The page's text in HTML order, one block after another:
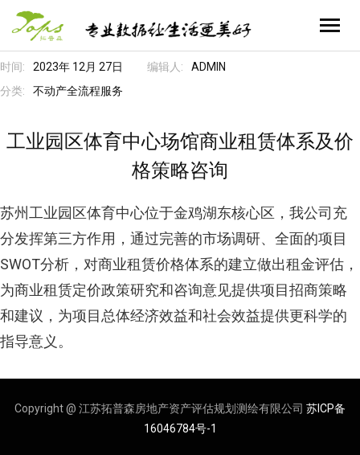
首页
- 不动产全流程服务
- 资产管理运营智能化服务
- 招标及采购代理服务
关于拓普森
- 公司历程
- 公司资质
- 合作伙伴
- 新闻资讯
- 员工风采
联系我们
- 联系我们
- 人才招聘
时间: 2023年 12月 27日 编辑人:
ADMIN
分类:
不动产全流程服务
工业园区体育中心场馆商业租赁体系及价
格策略咨询
苏州工业园区体育中心位于金鸡湖东核心区，我公司充
分发挥第三方作用，通过完善的市场调研、全面的项目
SWOT分析，对商业租赁价格体系的建立做出租金评估，
为商业租赁定价政策研究和咨询意见提供项目招商策略
和建议，为项目总体经济效益和社会效益提供更科学的
指导意义。
Copyright @ 江苏拓普森房地产资产评估规划测绘有限公司 苏ICP备
16046784号-1